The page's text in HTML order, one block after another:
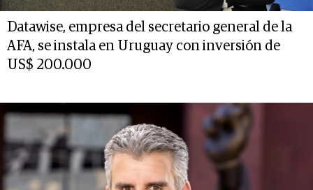
Datawise, empresa del secretario general de la
AFA, se instala en Uruguay con inversión de
US$ 200.000